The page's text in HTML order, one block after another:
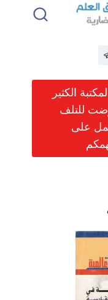
الكثير
للتلف
على